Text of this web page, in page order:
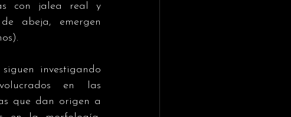
con jalea real y
abeja, emergen
investigando
en las
que dan origen a